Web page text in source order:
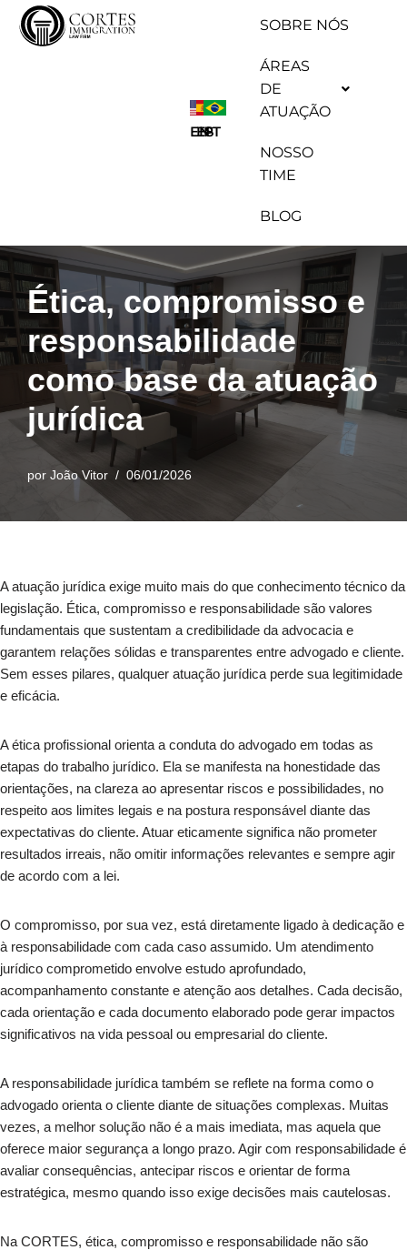
Pular
SOBRE NÓS
ÁREAS
DE
ATUAÇÃO
NOSSO
TIME
BLOG
EN
ESPT
Ética, compromisso e
responsabilidade
como base da atuação
jurídica
por João Vitor 06/01/2026
A atuação jurídica exige muito mais do que conhecimento técnico da
legislação. Ética, compromisso e responsabilidade são valores
fundamentais que sustentam a credibilidade da advocacia e
garantem relações sólidas e transparentes entre advogado e cliente.
Sem esses pilares, qualquer atuação jurídica perde sua legitimidade
e eficácia.
A ética profissional orienta a conduta do advogado em todas as
etapas do trabalho jurídico. Ela se manifesta na honestidade das
orientações, na clareza ao apresentar riscos e possibilidades, no
respeito aos limites legais e na postura responsável diante das
expectativas do cliente. Atuar eticamente significa não prometer
resultados irreais, não omitir informações relevantes e sempre agir
de acordo com a lei.
O compromisso, por sua vez, está diretamente ligado à dedicação e
à responsabilidade com cada caso assumido. Um atendimento
jurídico comprometido envolve estudo aprofundado,
acompanhamento constante e atenção aos detalhes. Cada decisão,
cada orientação e cada documento elaborado pode gerar impactos
significativos na vida pessoal ou empresarial do cliente.
A responsabilidade jurídica também se reflete na forma como o
advogado orienta o cliente diante de situações complexas. Muitas
vezes, a melhor solução não é a mais imediata, mas aquela que
oferece maior segurança a longo prazo. Agir com responsabilidade é
avaliar consequências, antecipar riscos e orientar de forma
estratégica, mesmo quando isso exige decisões mais cautelosas.
Na CORTES, ética, compromisso e responsabilidade não são